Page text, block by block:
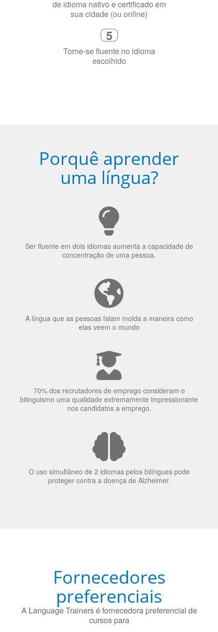
Fique combinado com um instrutor
de idioma nativo e certificado em
sua cidade (ou online)
5
Porquê aprender
uma língua?
concentração de uma pessoa.
elas veem o mundo
70% dos recrutadores de emprego consideram o
nos candidatos a emprego.
Fornecedores
preferenciais